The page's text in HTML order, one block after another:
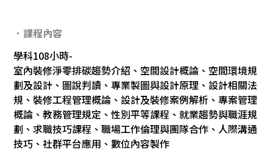
．課程內容
學科108小時-
室內裝修淨零排碳趨勢介紹、空間設計概論、空間環境規
劃及設計、圖說判讀、專業製圖與設計原理、設計相關法
規、裝修工程管理概論、設計及裝修案例解析、專案管理
概論、教務管理規定、性別平等課程、就業趨勢與職涯規
劃、求職技巧課程、職場工作倫理與團隊合作、人際溝通
技巧、社群平台應用、數位內容製作